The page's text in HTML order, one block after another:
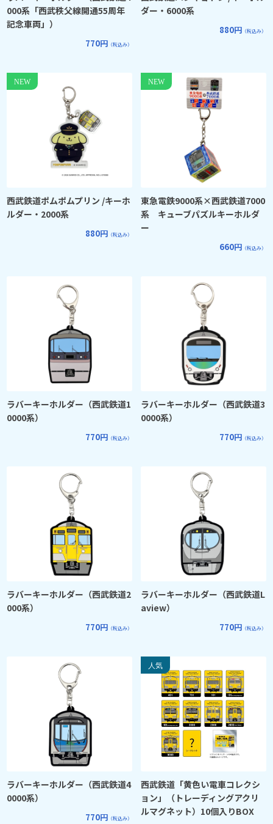
000系「西武秩父線開通55周年
記念車両」）
770円 （税込み）
ダー・6000系
880円 （税込み）
西武鉄道ポムポムプリン /キーホ
ルダー・2000系
880円 （税込み）
東急電鉄9000系×西武鉄道7000
系 キューブパズルキーホルダ
ー
660円 （税込み）
ラバーキーホルダー（西武鉄道1
0000系）
770円 （税込み）
ラバーキーホルダー（西武鉄道3
0000系）
770円 （税込み）
ラバーキーホルダー（西武鉄道2
000系）
770円 （税込み）
ラバーキーホルダー（西武鉄道L
aview）
770円 （税込み）
ラバーキーホルダー（西武鉄道4
0000系）
770円 （税込み）
西武鉄道「黄色い電車コレクシ
ョン」（トレーディングアクリ
ルマグネット）10個入りBOX